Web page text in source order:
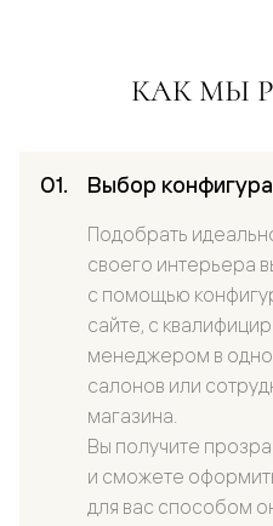
КАК МЫ
Выбор
Подобрать
своего интерьера
с помощью
сайте, с
менеджером в
салонов или
магазина.
Вы получите
и сможете
для вас способом